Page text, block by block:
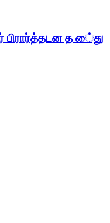
பிரார்த்தடன த ை்து